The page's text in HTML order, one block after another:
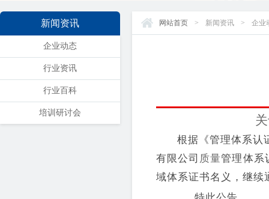
新闻资讯
企业动态
行业资讯
行业百科
培训研讨会
网站首页 > 新闻资讯 > 企业
根据《管理体系认
有限公司 质量管理体系
域体系证书名义，继续